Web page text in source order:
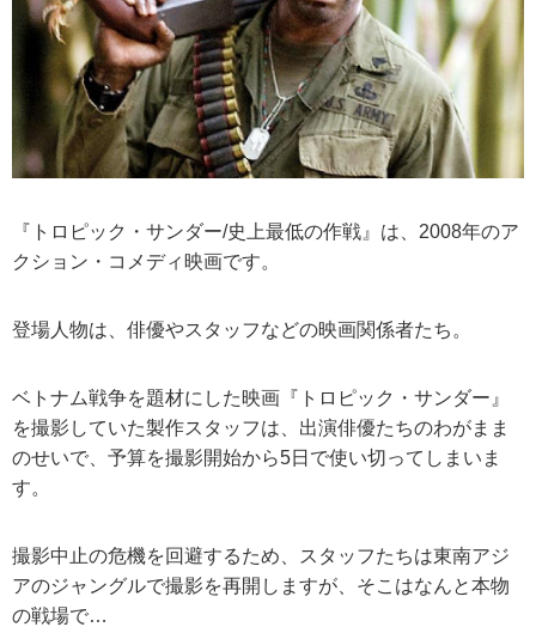
『トロピック・サンダー/史上最低の作戦』は、2008年のア
クション・コメディ映画です。
登場人物は、俳優やスタッフなどの映画関係者たち。
ベトナム戦争を題材にした映画『トロピック・サンダー』
を撮影していた製作スタッフは、出演俳優たちのわがまま
のせいで、予算を撮影開始から5日で使い切ってしまいま
す。
撮影中止の危機を回避するため、スタッフたちは東南アジ
アのジャングルで撮影を再開しますが、そこはなんと本物
の戦場で…